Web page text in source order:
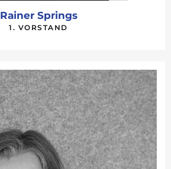
Rainer Springs
1. VORSTAND